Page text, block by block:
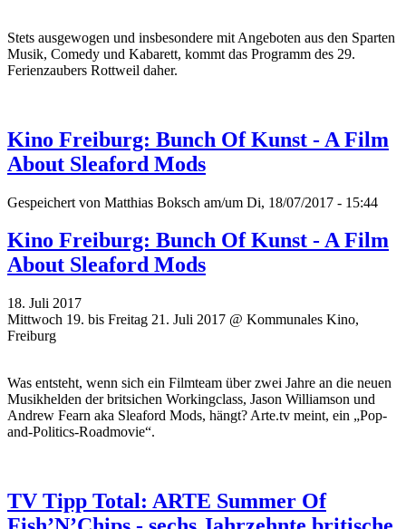
Stets ausgewogen und insbesondere mit Angeboten aus den Sparten
Musik, Comedy und Kabarett, kommt das Programm des 29.
Ferienzaubers Rottweil daher.
Kino Freiburg: Bunch Of Kunst - A Film
About Sleaford Mods
Gespeichert von Matthias Boksch am/um Di, 18/07/2017 - 15:44
Kino Freiburg: Bunch Of Kunst - A Film
About Sleaford Mods
18. Juli 2017
Mittwoch 19. bis Freitag 21. Juli 2017 @ Kommunales Kino,
Freiburg
Was entsteht, wenn sich ein Filmteam über zwei Jahre an die neuen
Musikhelden der britsichen Workingclass, Jason Williamson und
Andrew Fearn aka Sleaford Mods, hängt? Arte.tv meint, ein „Pop-
and-Politics-Roadmovie“.
TV Tipp Total: ARTE Summer Of